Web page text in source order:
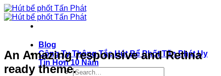
Bỏ
qua
Blog
Công Ty Thông Tắc Hút Bể Phốt Tấn Phát Uy
Tín Hơn 10 Năm
An Amazing responsive and Retina
ready theme.